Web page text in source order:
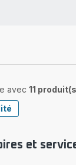
avec 11
et